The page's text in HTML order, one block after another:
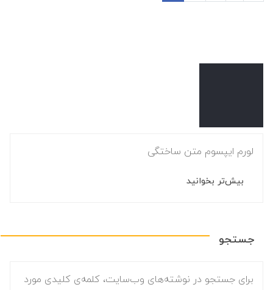
لورم ایپسوم متن ساختگی
بیش‌تر بخوانید
جستجو
برای جستجو در نوشته‌های وب‌سایت، کلمه‌ی کلیدی مورد